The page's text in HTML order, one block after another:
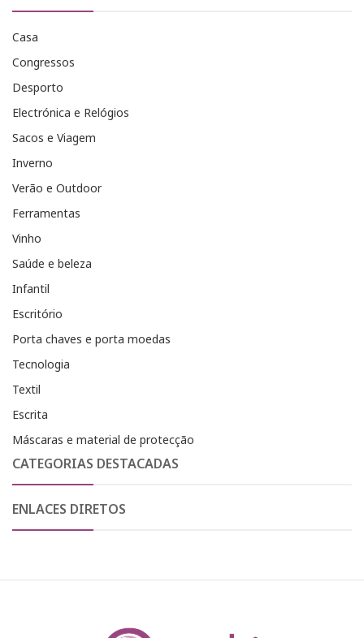
Casa
Congressos
Desporto
Electrónica e Relógios
Sacos e Viagem
Inverno
Verão e Outdoor
Ferramentas
Vinho
Saúde e beleza
Infantil
Escritório
Porta chaves e porta moedas
Tecnologia
Textil
Escrita
Máscaras e material de protecção
CATEGORIAS DESTACADAS
ENLACES DIRETOS